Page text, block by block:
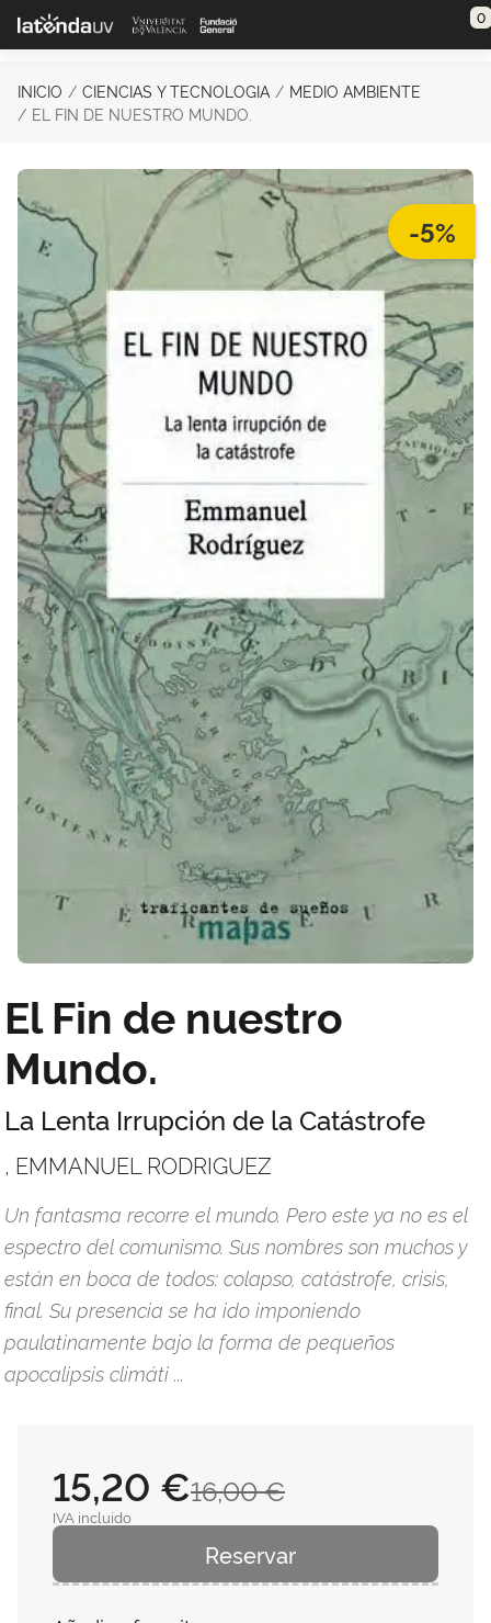
Saltar al contenido principal 0
INICIO CIENCIAS Y TECNOLOGIA
MEDIO AMBIENTE
EL FIN DE NUESTRO MUNDO.
-5%
El Fin de nuestro
Mundo.
La Lenta Irrupción de la Catástrofe
, EMMANUEL RODRIGUEZ
Un fantasma recorre el mundo. Pero este ya no es el
espectro del comunismo. Sus nombres son muchos y
están en boca de todos: colapso, catástrofe, crisis,
final. Su presencia se ha ido imponiendo
paulatinamente bajo la forma de pequeños
apocalipsis climáti ...
16,00 €
15,20 €
IVA incluido
Reservar